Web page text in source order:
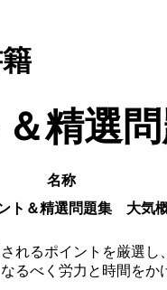
精選
名称
ト＆精選問題集 大気
れるポイントを厳選
るべく労力と時間を